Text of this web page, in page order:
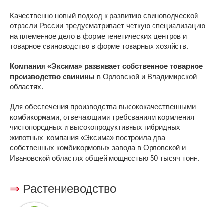
Качественно новый подход к развитию свиноводческой
отрасли России предусматривает четкую специализацию
на племенное дело в форме генетических центров и
товарное свиноводство в форме товарных хозяйств.
Компания «Эксима» развивает собственное товарное
производство свинины в Орловской и Владимирской
областях.
Для обеспечения производства высококачественными
комбикормами, отвечающими требованиям кормления
чистопородных и высокопродуктивных гибридных
животных, компания «Эксима» построила два
собственных комбикормовых завода в Орловской и
Ивановской областях общей мощностью 50 тысяч тонн.
⇒ Растениеводство